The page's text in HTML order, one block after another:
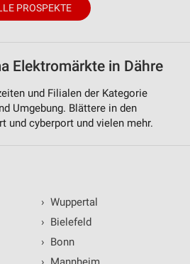
PROSPEKTE
Elektromärkte in Dähre
und Filialen der Kategorie
Umgebung. Blättere in den
und cyberport und vielen mehr.
› Wuppertal
› Bielefeld
› Bonn